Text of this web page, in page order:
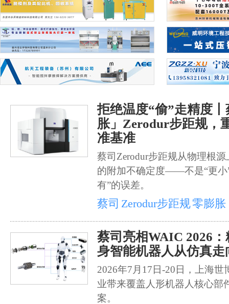
拒绝温度“偷”走精度
胀」Zerodur步距规，
准基准
蔡司Zerodur步距规从物理根
的附加不确定度——不是“更小
有”的误差。
蔡司 Zerodur步距规零膨胀
蔡司亮相WAIC 2026
身智能机器人从仿真走
2026年7月17日-20日，上海
业带来覆盖人形机器人核心部
案。